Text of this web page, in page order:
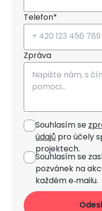
Telefon*
Zpráva
Souhlasím se
údajůpro účely
projektech.
Souhlasím se
pozvánek na
každém e‑mailu.